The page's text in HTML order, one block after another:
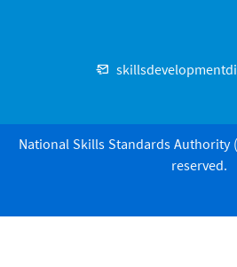
National Skills Standards Authority
reserved.